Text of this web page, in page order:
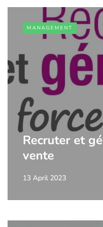
MANAGEMENT
Recruter et
vente
13 April 2023